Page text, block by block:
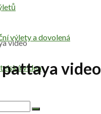
výlety a dovolená
videa
video
pattaya video